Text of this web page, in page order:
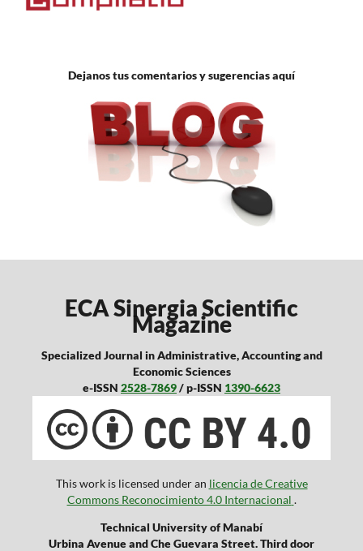
Dejanos tus comentarios y sugerencias aquí
ECA Sinergia Scientific
Magazine
Specialized Journal in Administrative, Accounting and
Economic Sciences
e-ISSN 2528-7869/ p-ISSN 1390-6623
This work is licensed under an licencia de Creative
Commons Reconocimiento 4.0 Internacional .
Technical University of Manabí
Urbina Avenue and Che Guevara Street. Third door